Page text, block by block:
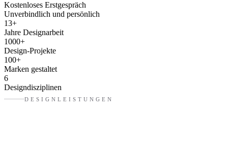
Kostenloses Erstgespräch
Unverbindlich und persönlich
13+
Jahre Designarbeit
1000+
Design-Projekte
100+
Marken gestaltet
6
Designdisziplinen
DESIGNLEISTUNGEN